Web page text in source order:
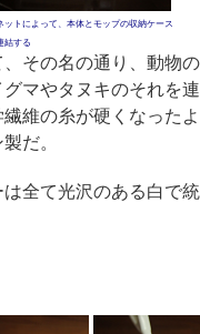
ットによって、本体とモップの収納ケース
結する
その名の通り、動物の
マやタヌキのそれを連
維の糸が硬くなったよ
だ。
全て光沢のある白で統